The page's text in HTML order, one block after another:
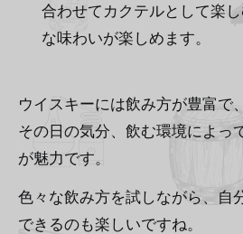
合わせてカクテルとして楽
な味わいが楽しめます。
ウイスキーには飲み方が豊富で
その日の気分、飲む環境によっ
が魅力です。
色々な飲み方を試しながら、自
できるのも楽しいですね。